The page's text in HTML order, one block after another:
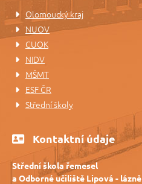
Olomoucký kraj
NUOV
CUOK
NIDV
MŠMT
ESF ČR
Střední školy
Kontaktní údaje
Střední škola řemesel
a Odborné učiliště Lipová - lázně